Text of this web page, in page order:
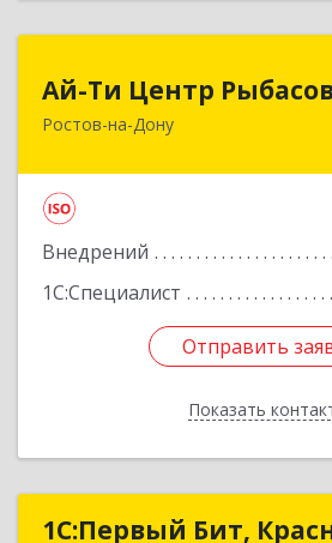
Ай-Ти Центр
Ростов-на-Дону
Внедрений
1С:Специалист
Отправить
Показать
Ай-Ти
344037, Ростовская обл,
Отправить
Назад
1С:Первый Бит,
1С:Первый Бит,